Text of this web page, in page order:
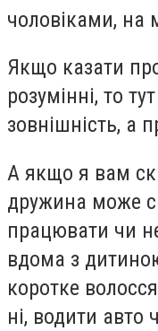
чоловіками, на
Якщо казати
розумінні, то
зовнішність, а
А якщо я вам
дружина може
працювати чи
вдома з
коротке
ні, водити авто